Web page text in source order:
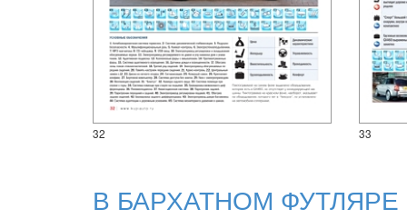
32 33
В БАРХАТНОМ ФУТЛЯРЕ